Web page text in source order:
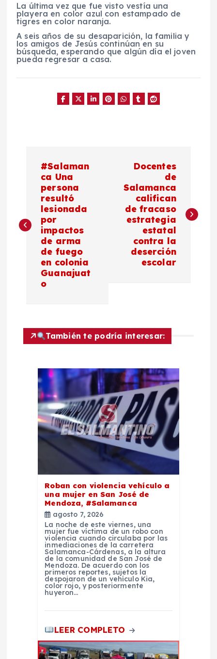
La última vez que fue visto vestía una
playera en color azul con estampado de
tigres en color naranja.
A seis años de su desaparición, la familia y
los amigos de Jesús continúan en su
búsqueda, esperando que algún día el joven
pueda regresar a casa.
e
ó
#Salaman
ca Una
persona
resultó
lesionada
por
impactos
de arma
de fuego
en colonia
Guanajuat
o
Docentes
de
Salamanca
califican
de fracaso
estrategia
estatal
contra la
deserción
escolar
También te podría interesar:
Roban con violencia vehículo a
una mujer en San José de
Mendoza, #Salamanca
agosto 7, 2026
La noche de este viernes, una
mujer fue víctima de un robo con
violencia cuando circulaba por las
inmediaciones de la carretera
Salamanca-Cárdenas, a la altura
de la comunidad de San José de
Mendoza. De acuerdo con los
primeros reportes, sujetos la
despojaron de un vehículo Kia,
color rojo, y posteriormente
huyeron…
LEER COMPLETO